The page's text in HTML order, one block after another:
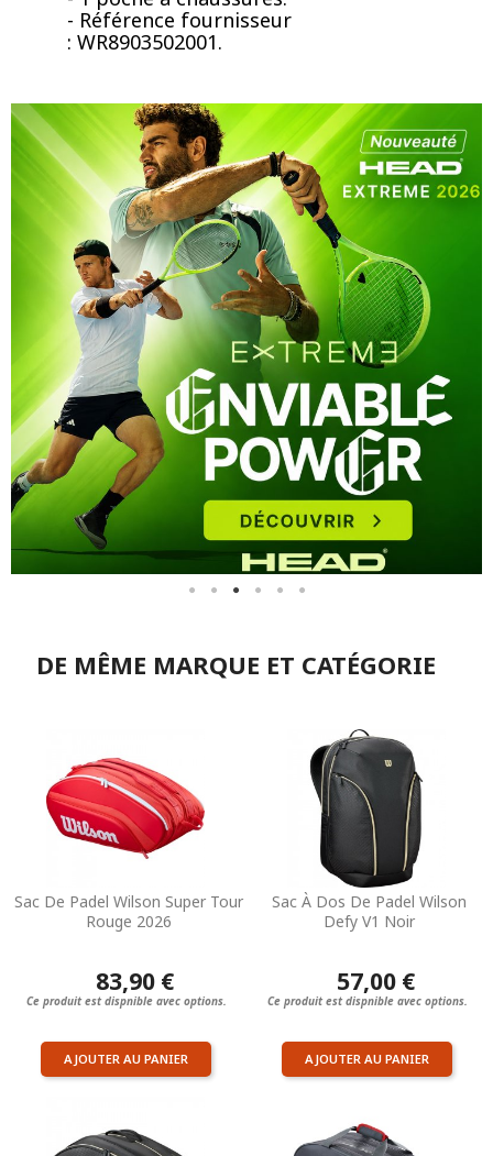
- Référence fournisseur
: WR8903502001.
DE MÊME MARQUE ET CATÉGORIE
Sac De Padel Wilson Super Tour
Rouge 2026
83,90 €
Ce produit est dispnible avec options.
AJOUTER AU PANIER
Sac À Dos De Padel Wilson
Defy V1 Noir
57,00 €
Ce produit est dispnible avec options.
AJOUTER AU PANIER